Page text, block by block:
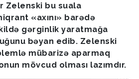
Zelenski bu suala
«axını» barədə
gərginlik yaratmağa
bəyan edib. Zelenski
mübarizə aparmaq
mövcud olması lazımdır.